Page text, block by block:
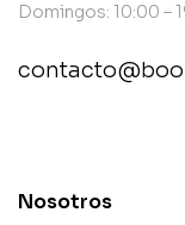
Domingos: 10:00 –
Nosotros